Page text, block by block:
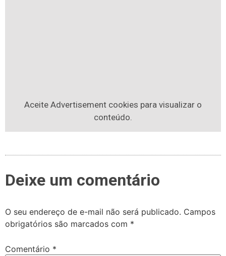
Aceite Advertisement cookies para visualizar o
conteúdo.
Deixe um comentário
O seu endereço de e-mail não será publicado. Campos
obrigatórios são marcados com *
Comentário *